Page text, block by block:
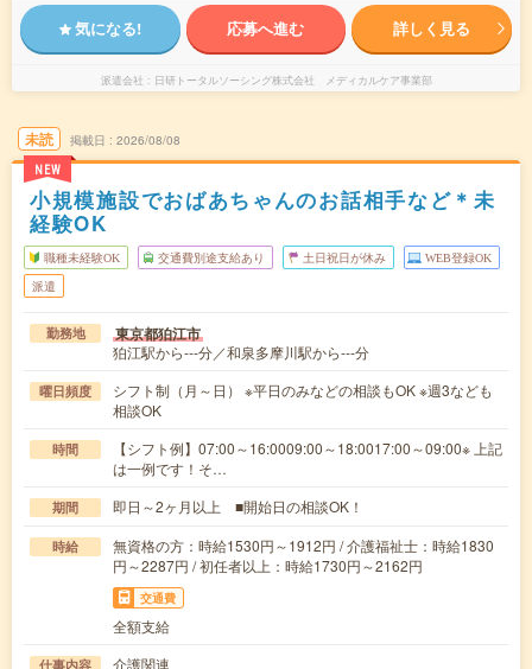
気になる! 応募へ進む 詳しく見る
派遣会社 日研トータルソーシング株式会社 メディカルケア事業部
未読
NEW
掲載日 2026/08/08
小規模施設でおばあちゃんのお話相手など＊未
経験OK
職種未経験OK 交通費別途支給あり 土日祝日が休み WEB登録OK
派遣
勤務地 東京都狛江市
狛江駅から---分／和泉多摩川駅から---分
曜日頻度
シフト制（月～日） ※平日のみなどの相談もOK ※週3なども
相談OK
時間
【シフト例】07:00～16:0009:00～18:0017:00～09:00※ 上記
は一例です！そ…
期間 即日～2ヶ月以上 ■開始日の相談OK！
時給
無資格の方：時給1530円～1912円 / 介護福祉士：時給1830
円～2287円 / 初任者以上：時給1730円～2162円
交通費
全額支給
仕事内容 介護関連